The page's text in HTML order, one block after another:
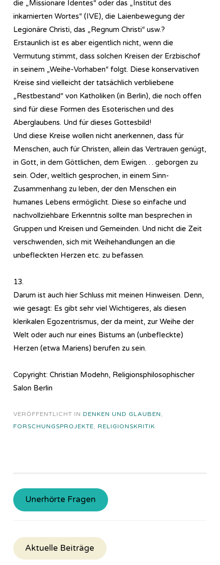
die „Missionare Identes“ oder das „Institut des
inkarnierten Wortes“ (IVE), die Laienbewegung der
Legionäre Christi, das „Regnum Christi“ usw.?
Erstaunlich ist es aber eigentlich nicht, wenn die
Vermutung stimmt, dass solchen Kreisen der Erzbischof
in seinem „Weihe-Vorhaben“ folgt. Diese konservativen
Kreise sind vielleicht der tatsächlich verbliebene
„Restbestand“ von Katholiken (in Berlin), die noch offen
sind für diese Formen des Esoterischen und des
Aberglaubens. Und für dieses Gottesbild!
Und diese Kreise wollen nicht anerkennen, dass für
Menschen, auch für Christen, allein das Vertrauen genügt,
in Gott, in dem Göttlichen, dem Ewigen… geborgen zu
sein. Oder, weltlich gesprochen, in einem Sinn-
Zusammenhang zu leben, der den Menschen ein
humanes Lebens ermöglicht. Diese so einfache und
nachvollziehbare Erkenntnis sollte man besprechen in
Gruppen und Kreisen und Gemeinden. Und nicht die Zeit
verschwenden, sich mit Weihehandlungen an die
unbefleckten Herzen etc. zu befassen.
13.
Darum ist auch hier Schluss mit meinen Hinweisen. Denn,
wie gesagt: Es gibt sehr viel Wichtigeres, als diesen
klerikalen Egozentrismus, der da meint, zur Weihe der
Welt oder auch nur eines Bistums an (unbefleckte)
Herzen (etwa Mariens) berufen zu sein.
Copyright: Christian Modehn, Religionsphilosophischer
Salon Berlin
VERÖFFENTLICHT IN DENKEN UND GLAUBEN,
FORSCHUNGSPROJEKTE, RELIGIONSKRITIK
Unerhörte Fragen
Aktuelle Beiträge